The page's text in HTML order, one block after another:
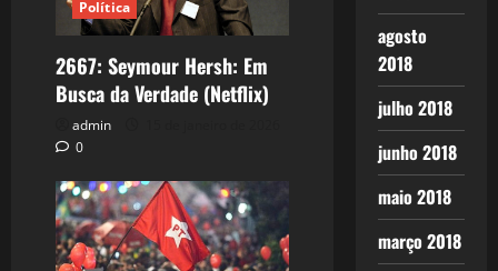
Política
2667: Seymour Hersh: Em
Busca da Verdade (Netflix)
admin
0
agosto
2018
julho 2018
junho 2018
maio 2018
março 2018